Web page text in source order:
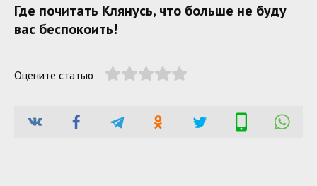
Где почитать Клянусь, что больше не буду
вас беспокоить!
Оцените статью